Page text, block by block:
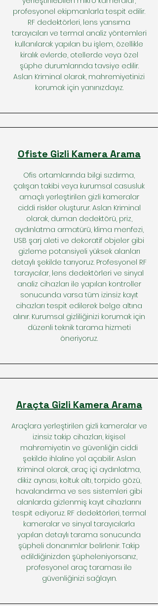
profesyonel ekipmanlarla tespit edilir.
RF dedektörleri, lens yansıma
tarayıcıları ve termal analiz yöntemleri
kullanılarak yapılan bu işlem, özellikle
kiralık evlerde, otellerde veya özel
şüphe durumlarında tavsiye edilir.
Aslan Kriminal olarak, mahremiyetinizi
korumak için yanınızdayız.
Ofiste Gizli Kamera Arama
Ofis ortamlarında bilgi sızdırma,
çalışan takibi veya kurumsal casusluk
amaçlı yerleştirilen gizli kameralar
ciddi riskler oluşturur. Aslan Kriminal
olarak, duman dedektörü, priz,
aydınlatma armatürü, klima menfezi,
USB şarj aleti ve dekoratif objeler gibi
gizleme potansiyeli yüksek alanları
detaylı şekilde tarıyoruz. Profesyonel RF
tarayıcılar, lens dedektörleri ve sinyal
analiz cihazları ile yapılan kontroller
sonucunda varsa tüm izinsiz kayıt
cihazları tespit edilerek belge altına
alınır. Kurumsal gizliliğinizi korumak için
düzenli teknik tarama hizmeti
öneriyoruz.
Araçta Gizli Kamera Arama
Araçlara yerleştirilen gizli kameralar ve
izinsiz takip cihazları, kişisel
mahremiyetin ve güvenliğin ciddi
şekilde ihlaline yol açabilir. Aslan
Kriminal olarak, araç içi aydınlatma,
dikiz aynası, koltuk altı, torpido gözü,
havalandırma ve ses sistemleri gibi
alanlarda gizlenmiş kayıt cihazlarını
tespit ediyoruz. RF dedektörleri, termal
kameralar ve sinyal tarayıcılarla
yapılan detaylı tarama sonucunda
şüpheli donanımlar belirlenir. Takip
edildiğinizden şüpheleniyorsanız,
profesyonel araç taraması ile
güvenliğinizi sağlayın.